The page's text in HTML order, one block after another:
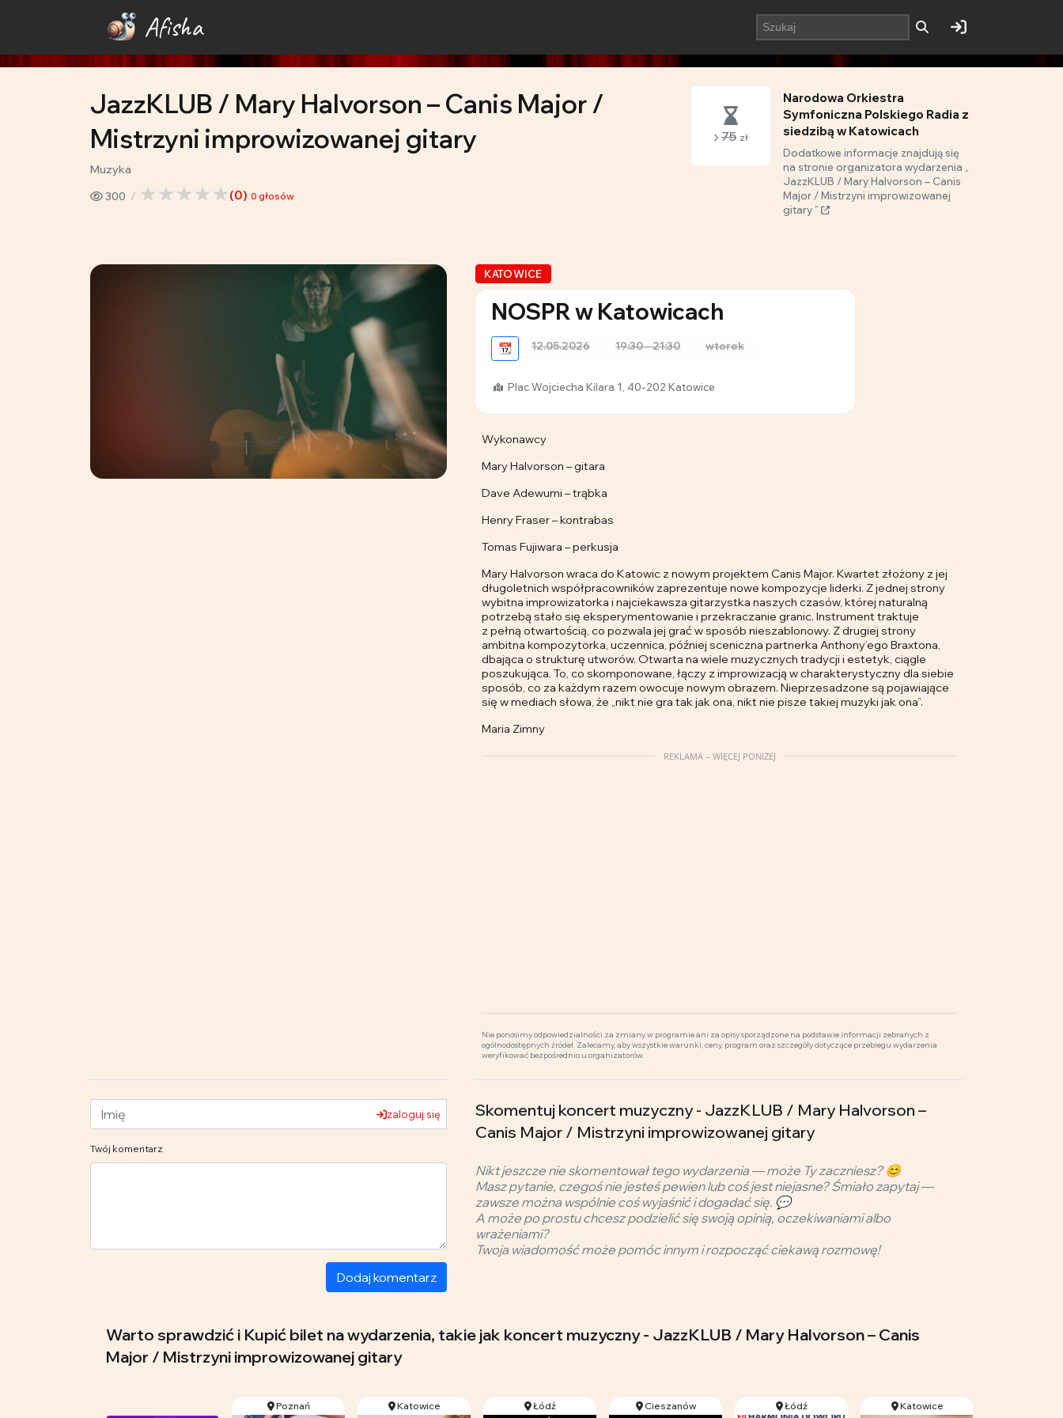
Afisha
JazzKLUB / Mary Halvorson – Canis Major /
Mistrzyni improwizowanej gitary
Muzyka
300
(0) 0 głosów
75 zł
Narodowa Orkiestra
Symfoniczna Polskiego Radia z
siedzibą w Katowicach
Dodatkowe informacje znajdują się
na stronie organizatora wydarzenia „
JazzKLUB / Mary Halvorson – Canis
Major / Mistrzyni improwizowanej
gitary ”
KATOWICE
NOSPR w Katowicach
📆 12.05.2026 19:30 - 21:30 wtorek
Plac Wojciecha Kilara 1, 40-202 Katowice
Wykonawcy
Mary Halvorson – gitara
Dave Adewumi – trąbka
Henry Fraser – kontrabas
Tomas Fujiwara – perkusja
Mary Halvorson wraca do Katowic z nowym projektem Canis Major. Kwartet złożony z jej
długoletnich współpracowników zaprezentuje nowe kompozycje liderki. Z jednej strony
wybitna improwizatorka i najciekawsza gitarzystka naszych czasów, której naturalną
potrzebą stało się eksperymentowanie i przekraczanie granic. Instrument traktuje
z pełną otwartością, co pozwala jej grać w sposób nieszablonowy. Z drugiej strony
ambitna kompozytorka, uczennica, później sceniczna partnerka Anthony’ego Braxtona,
dbająca o strukturę utworów. Otwarta na wiele muzycznych tradycji i estetyk, ciągle
poszukująca. To, co skomponowane, łączy z improwizacją w charakterystyczny dla siebie
sposób, co za każdym razem owocuje nowym obrazem. Nieprzesadzone są pojawiające
się w mediach słowa, że „nikt nie gra tak jak ona, nikt nie pisze takiej muzyki jak ona”.
Maria Zimny
REKLAMA – WIĘCEJ PONIŻEJ
Nie ponosimy odpowiedzialności za zmiany w programie ani za opisy sporządzone na podstawie informacji zebranych z
ogólnodostępnych źródeł. Zalecamy, aby wszystkie warunki, ceny, program oraz szczegóły dotyczące przebiegu wydarzenia
weryfikować bezpośrednio u organizatorów.
zaloguj się
Twój komentarz
Dodaj komentarz
Skomentuj koncert muzyczny - JazzKLUB / Mary Halvorson –
Canis Major / Mistrzyni improwizowanej gitary
Nikt jeszcze nie skomentował tego wydarzenia — może Ty zaczniesz? 😊
Masz pytanie, czegoś nie jesteś pewien lub coś jest niejasne? Śmiało zapytaj —
zawsze można wspólnie coś wyjaśnić i dogadać się. 💬
A może po prostu chcesz podzielić się swoją opinią, oczekiwaniami albo
wrażeniami?
Twoja wiadomość może pomóc innym i rozpocząć ciekawą rozmowę!
Warto sprawdzić i Kupić bilet na wydarzenia, takie jak koncert muzyczny - JazzKLUB / Mary Halvorson – Canis
Major / Mistrzyni improwizowanej gitary
Poznań Katowice Łódź Cieszanów Łódź Katowice